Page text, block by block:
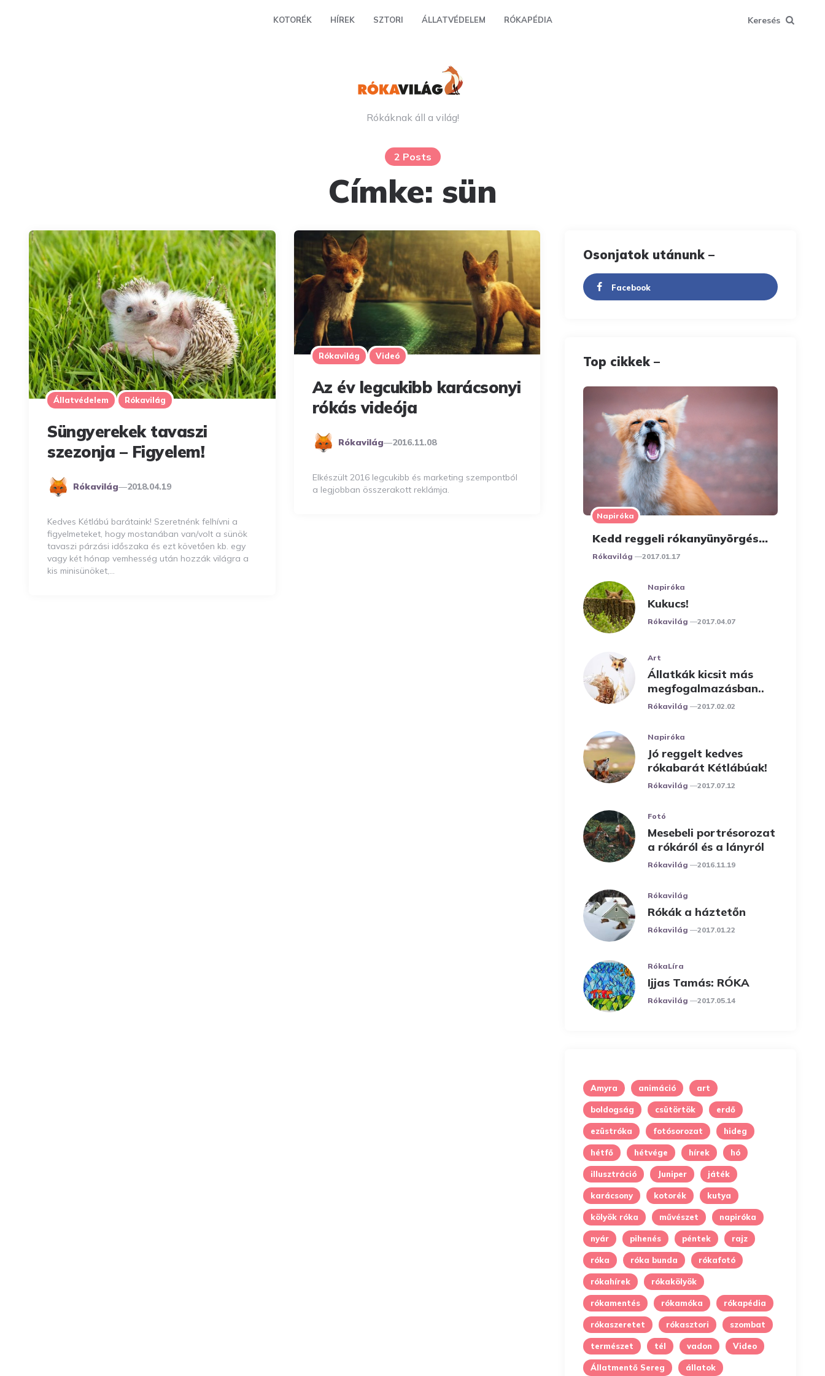
KOTORÉK HÍREK SZTORI ÁLLATVÉDELEM RÓKAPÉDIA Keresés
Rókáknak áll a világ!
2 Posts
Címke: sün
Állatvédelem Rókavilág
Süngyerekek tavaszi
szezonja – Figyelem!
Posted
Rókavilág 2018.04.19
Kedves Kétlábú barátaink! Szeretnénk felhívni a
figyelmeteket, hogy mostanában van/volt a sünök
tavaszi párzási időszaka és ezt követően kb. egy
vagy két hónap vemhesség után hozzák világra a
kis minisünöket,…
Rókavilág Videó
Az év legcukibb karácsonyi
rókás videója
Posted
Rókavilág 2016.11.08
Elkészült 2016 legcukibb és marketing szempontból
a legjobban összerakott reklámja.
Osonjatok utánunk –
Facebook
Top cikkek –
Napiróka
Kedd reggeli rókanyünyörgés…
Posted
Rókavilág 2017.01.17
Napiróka
Kukucs!
Posted
Rókavilág 2017.04.07
Art
Állatkák kicsit más
megfogalmazásban..
Posted
Rókavilág 2017.02.02
Napiróka
Jó reggelt kedves
rókabarát Kétlábúak!
Posted
Rókavilág 2017.07.12
Fotó
Mesebeli portrésorozat
a rókáról és a lányról
Posted
Rókavilág 2016.11.19
Rókavilág
Rókák a háztetőn
Posted
Rókavilág 2017.01.22
RókaLíra
Ijjas Tamás: RÓKA
Posted
Rókavilág 2017.05.14
Amyra animáció art
boldogság csütörtök erdő
ezüstróka fotósorozat hideg
hétfő hétvége hírek hó
illusztráció Juniper játék
karácsony kotorék kutya
kölyök róka művészet napiróka
nyár pihenés péntek rajz
róka róka bunda rókafotó
rókahírek rókakölyök
rókamentés rókamóka rókapédia
rókaszeretet rókasztori szombat
természet tél vadon Video
Állatmentő Sereg állatok